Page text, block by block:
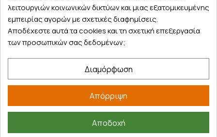
Βρείτε μας στα social
©2026farmakeioexpress.gr
λειτουργιών κοινωνικών δικτύων και μιας εξατομικευμένης
εμπειρίας αγορών με σχετικές διαφημίσεις.
Αποδέχεστε αυτά τα cookies και τη σχετική επεξεργασία
των προσωπικών σας δεδομένων;
Διαμόρφωση
Απόρριψη
Αποδοχή